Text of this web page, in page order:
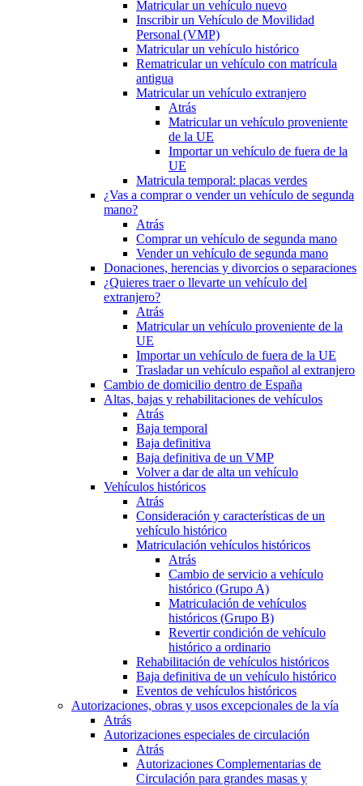
Matricular un vehículo nuevo
Inscribir un Vehículo de Movilidad
Personal (VMP)
Matricular un vehículo histórico
Rematricular un vehículo con matrícula
antigua
Matricular un vehículo extranjero
Atrás
Matricular un vehículo proveniente
de la UE
Importar un vehículo de fuera de la
UE
Matricula temporal: placas verdes
¿Vas a comprar o vender un vehículo de segunda
mano?
Atrás
Comprar un vehículo de segunda mano
Vender un vehículo de segunda mano
Donaciones, herencias y divorcios o separaciones
¿Quieres traer o llevarte un vehículo del
extranjero?
Atrás
Matricular un vehículo proveniente de la
UE
Importar un vehículo de fuera de la UE
Trasladar un vehículo español al extranjero
Cambio de domicilio dentro de España
Altas, bajas y rehabilitaciones de vehículos
Atrás
Baja temporal
Baja definitiva
Baja definitiva de un VMP
Volver a dar de alta un vehículo
Vehículos históricos
Atrás
Consideración y características de un
vehículo histórico
Matriculación vehículos históricos
Atrás
Cambio de servicio a vehículo
histórico (Grupo A)
Matriculación de vehículos
históricos (Grupo B)
Revertir condición de vehículo
histórico a ordinario
Rehabilitación de vehículos históricos
Baja definitiva de un vehículo histórico
Eventos de vehículos históricos
Autorizaciones, obras y usos excepcionales de la vía
Atrás
Autorizaciones especiales de circulación
Atrás
Autorizaciones Complementarias de
Circulación para grandes masas y